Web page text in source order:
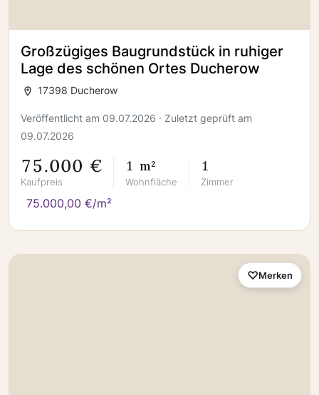
Großzügiges Baugrundstück in ruhiger
Lage des schönen Ortes Ducherow
17398 Ducherow
Veröffentlicht am 09.07.2026 · Zuletzt geprüft am
09.07.2026
75.000 €
Kaufpreis
1 m²
Wohnfläche
1
Zimmer
75.000,00 €/m²
Merken